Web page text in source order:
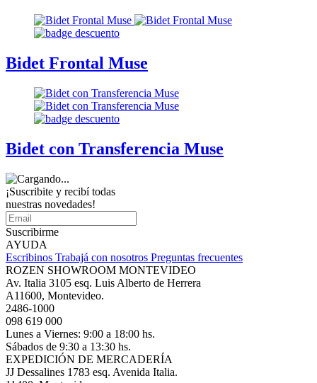
Bidet Frontal Muse
Bidet con Transferencia Muse
¡Suscribite y recibí todas
nuestras novedades!
Suscribirme
AYUDA
Escribinos Trabajá con nosotros Preguntas frecuentes
ROZEN SHOWROOM MONTEVIDEO
Av. Italia 3105 esq. Luis Alberto de Herrera
A11600, Montevideo.
2486-1000
098 619 000
Lunes a Viernes: 9:00 a 18:00 hs.
Sábados de 9:30 a 13:30 hs.
EXPEDICIÓN DE MERCADERÍA
JJ Dessalines 1783 esq. Avenida Italia.